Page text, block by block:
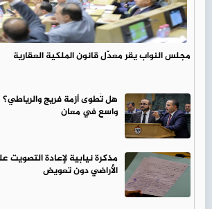
مجلس النواب يقر معدّل قانون الملكية العقارية
هل تُطوى أزمة فريج
واسع في معان
مذكرة نيابية لإعادة التصويت
الأراضي دون تعويض